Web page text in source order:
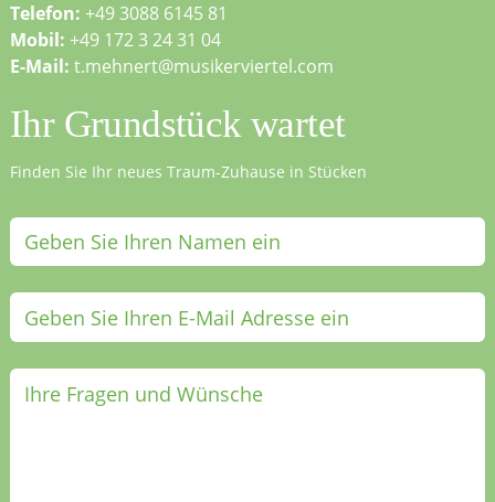
Telefon: +49 3088 6145 81
Mobil: +49 172 3 24 31 04
E-Mail: t.mehnert@musikerviertel.com
Ihr Grundstück wartet
Finden Sie Ihr neues Traum-Zuhause in Stücken